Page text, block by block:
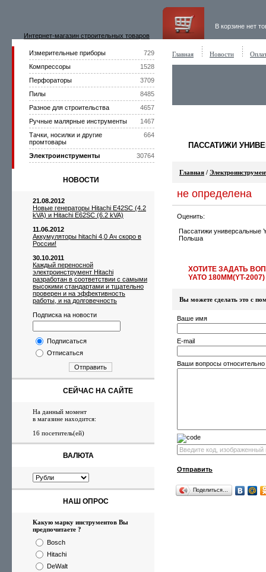
Интернет-магазин строительных товаров
В корзине нет
729
Измерительные приборы
1528
Компрессоры
3709
Перфораторы
8485
Пилы
4657
Разное для строительства
1467
Ручные малярные инструменты
664
Тачки, носилки и другие
промтовары
30764
Электроинструменты
НОВОСТИ
21.08.2012
Новые генераторы Hitachi E42SC (4.2
kVA) и Hitachi E62SC (6.2 kVA)
11.06.2012
Аккумуляторы hitachi 4,0 Ач скоро в
России!
30.10.2011
Каждый переносной
электроинструмент Hitachi
разработан в соответствии с самыми
высокими стандартами и тщательно
проверен и на эффективность
работы, и на долговечность
Подписка на новости
Подписаться
Отписаться
Отправить
СЕЙЧАС НА САЙТЕ
На данный момент
в магазине находится:
16 посетитель(ей)
ВАЛЮТА
НАШ ОПРОС
Какую марку инструментов Вы
предпочитаете ?
Bosch
Hitachi
DeWalt
Главная Новости
ПАССАТИЖИ
Главная /
не определена
Оценить:
Пассатижи универсальные
Польша
ХОТИТЕ ЗАДАТЬ
YATO 180ММ(YT-2007)
Вы можете сделать это с
Ваше имя
E-mail
Ваши вопросы относительно
Отправить
Поделиться…